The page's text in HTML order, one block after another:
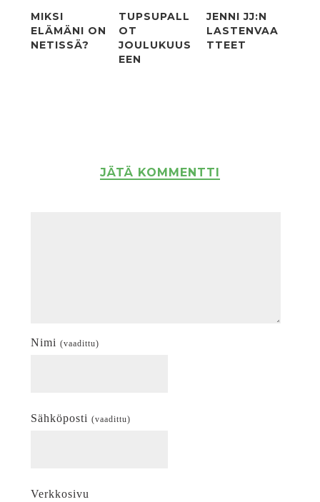
MIKSI
ELÄMÄNI ON
NETISSÄ?
TUPSUPALL
OT
JOULUKUUS
EEN
JENNI JJ:N
LASTENVAA
TTEET
JÄTÄ KOMMENTTI
Nimi (vaadittu)
Sähköposti (vaadittu)
Verkkosivu